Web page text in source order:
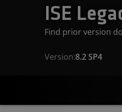
ISE
Find prior version
Version:8.2 SP4